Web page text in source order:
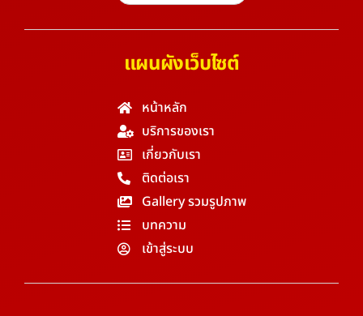
แผนผังเว็บไซต์
หน้าหลัก
บริการของเรา
เกี่ยวกับเรา
ติดต่อเรา
Gallery รวมรูปภาพ
บทความ
เข้าสู่ระบบ